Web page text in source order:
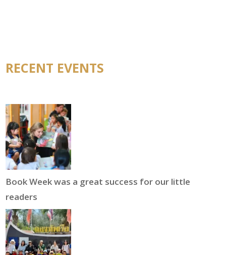
RECENT EVENTS
Book Week was a great success for our little
readers